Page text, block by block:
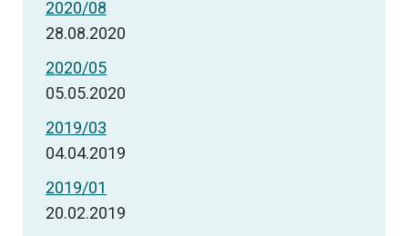
2020/08
28.08.2020
2020/05
05.05.2020
2019/03
04.04.2019
2019/01
20.02.2019